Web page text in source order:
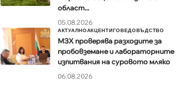
област...
05.08.2026
АКТУАЛНОАКЦЕНТИГОВЕДОВЪДСТВО
МЗХ проверява разходите за
пробовземане и лабораторните
изпитвания на суровото мляко
06.08.2026